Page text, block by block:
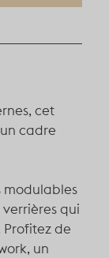
cet
cadre
modulables
qui
de
un